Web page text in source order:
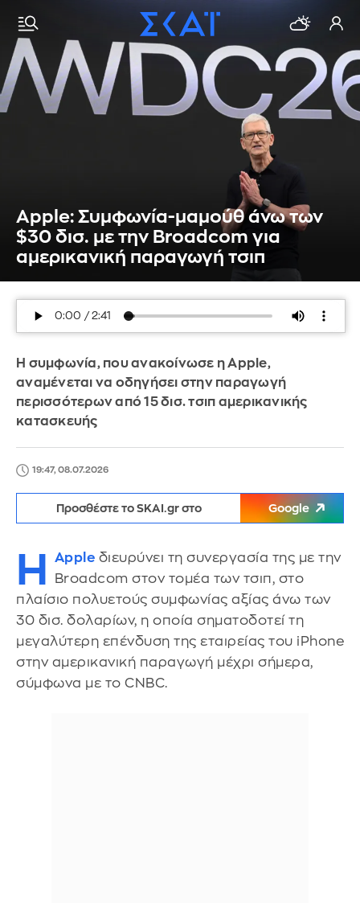
Apple: Συμφωνία-μαμούθ άνω των
$30 δισ. με την Broadcom για
αμερικανική παραγωγή τσιπ
Η συμφωνία, που ανακοίνωσε η Apple,
αναμένεται να οδηγήσει στην παραγωγή
περισσότερων από 15 δισ. τσιπ αμερικανικής
κατασκευής
19:47, 08.07.2026
Προσθέστε το SKAI.gr στο Google
Η Apple διευρύνει τη συνεργασία της με την
Broadcom στον τομέα των τσιπ, στο
πλαίσιο πολυετούς συμφωνίας αξίας άνω των
30 δισ. δολαρίων, η οποία σηματοδοτεί τη
μεγαλύτερη επένδυση της εταιρείας του iPhone
στην αμερικανική παραγωγή μέχρι σήμερα,
σύμφωνα με το CNBC.